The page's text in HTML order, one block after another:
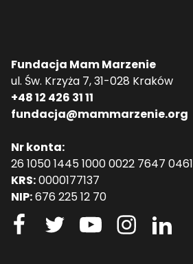
Fundacja Mam Marzenie
ul. Św. Krzyża 7, 31-028 Kraków
+48 12 426 31 11
fundacja@mammarzenie.org
Nr konta:
26 1050 1445 1000 0022 7647 0461
KRS:0000177137
NIP:676 225 12 70